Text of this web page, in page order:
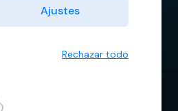
Administrador de cookies
Ajustes
Rechazar todo